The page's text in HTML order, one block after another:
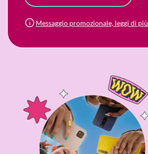
Messaggio promozionale, leggi di più